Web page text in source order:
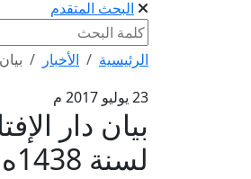
البحث المتقدم
الرئيسية الأخبار
23 يوليو 2017 م
بيان دار
لسنة 1438ه